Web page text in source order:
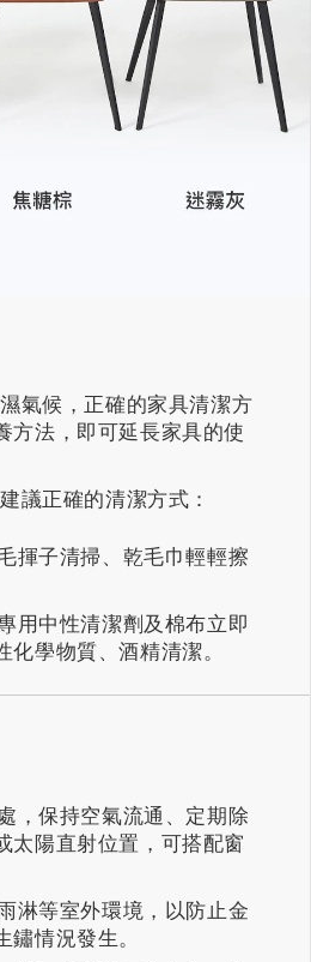
氣候，正確的家具清潔方
方法，即可延長家具的使
議正確的清潔方式：
揮子清掃、乾毛巾輕輕擦
用中性清潔劑及棉布立即
學物質、酒精清潔。
，保持空氣流通、定期除
太陽直射位置，可搭配窗
淋等室外環境，以防止金
情況發生。